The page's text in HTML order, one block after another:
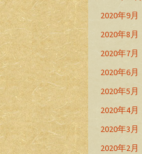
2020年9月
2020年8月
2020年7月
2020年6月
2020年5月
2020年4月
2020年3月
2020年2月